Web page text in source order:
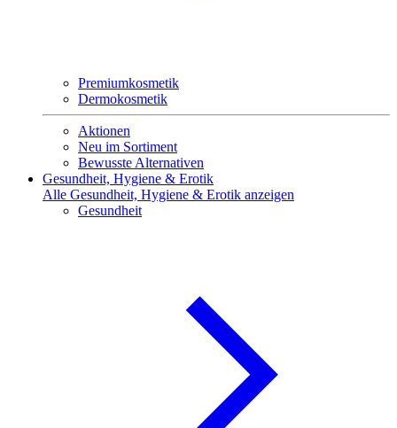
Premiumkosmetik
Dermokosmetik
Aktionen
Neu im Sortiment
Bewusste Alternativen
Gesundheit, Hygiene & Erotik
Alle Gesundheit, Hygiene & Erotik anzeigen
Gesundheit